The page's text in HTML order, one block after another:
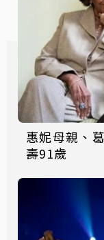
惠妮母親、
壽91歲